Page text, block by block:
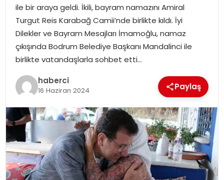
SIYASET
SPOR
TEKNOLOJI
YAŞAM
ile bir araya geldi. İkili, bayram namazını Amiral
Turgut Reis Karabağ Camii’nde birlikte kıldı. İyi
Dilekler ve Bayram Mesajları İmamoğlu, namaz
çıkışında Bodrum Belediye Başkanı Mandalinci ile
birlikte vatandaşlarla sohbet etti…
haberci
16 Haziran 2024 Paylaş